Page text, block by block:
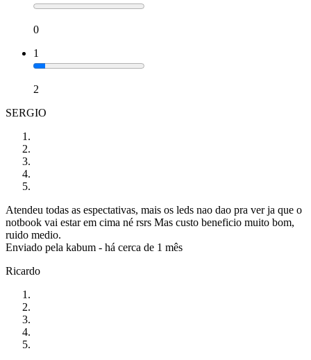
0
1
2
SERGIO
Atendeu todas as espectativas, mais os leds nao dao pra ver ja que o
notbook vai estar em cima né rsrs Mas custo beneficio muito bom,
ruido medio.
Enviado pela kabum - há cerca de 1 mês
Ricardo